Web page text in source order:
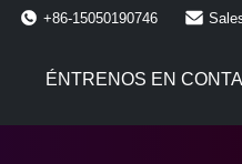
+86-15050190746
ÉNTRENOS EN